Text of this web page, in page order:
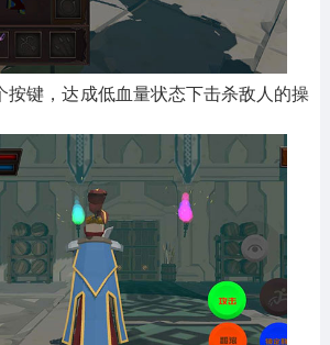
按键，达成低血量状态下击杀敌人的操